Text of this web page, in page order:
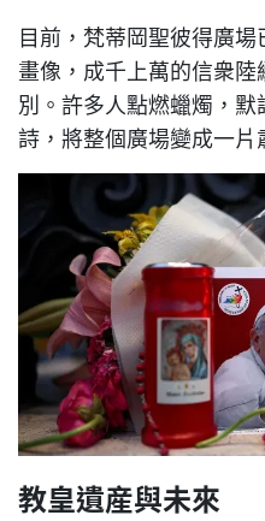
目前，梵蒂岡聖彼得廣
畫像，成千上萬的信衆
別。許多人點燃蠟燭，
詩，將整個廣場變成一片
教皇遺産與未來